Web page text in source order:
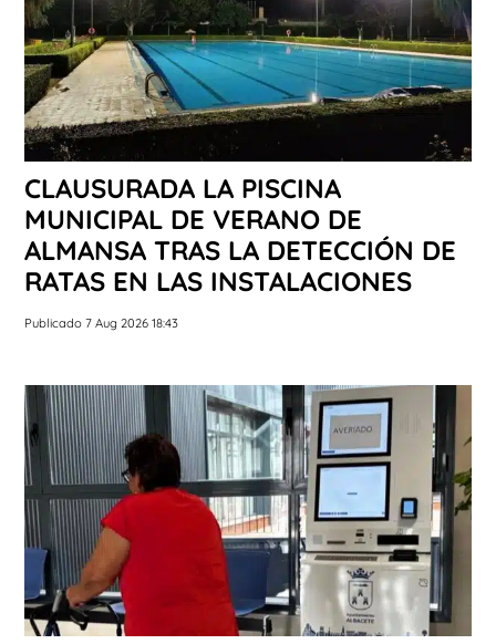
CLAUSURADA LA PISCINA
MUNICIPAL DE VERANO DE
ALMANSA TRAS LA DETECCIÓN DE
RATAS EN LAS INSTALACIONES
Publicado 7 Aug 2026 18:43